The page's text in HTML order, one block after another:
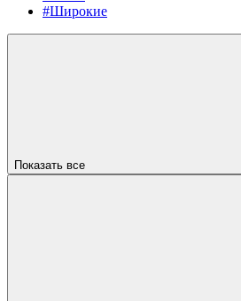
#Широкие
Показать все